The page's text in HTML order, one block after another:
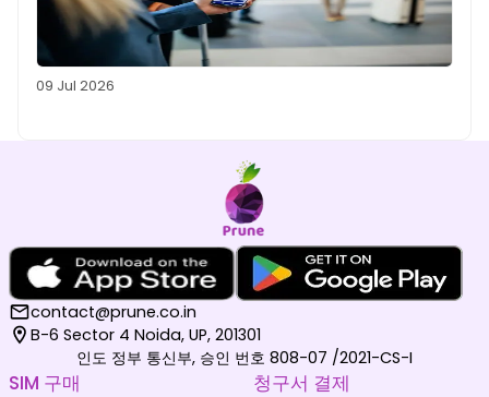
09 Jul 2026
contact@prune.co.in
B-6 Sector 4 Noida, UP, 201301
인도 정부 통신부, 승인 번호 808-07 /2021-CS-I
SIM 구매 청구서 결제